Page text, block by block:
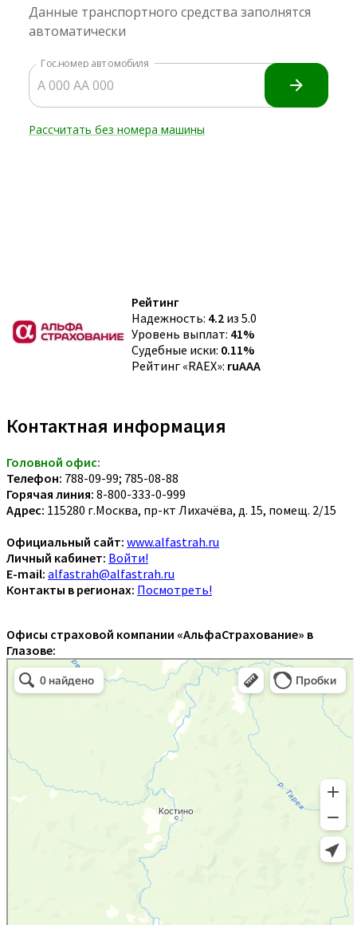
Рейтинг
Надежность: 4.2 из 5.0
Уровень выплат: 41%
Судебные иски: 0.11%
Рейтинг «RAEX»: ruAAA
Контактная информация
Головной офис:
Телефон: 788-09-99; 785-08-88
Горячая линия: 8-800-333-0-999
Адрес: 115280 г.Москва, пр-кт Лихачёва, д. 15, помещ. 2/15
Официальный сайт: www.alfastrah.ru
Личный кабинет: Войти!
E-mail: alfastrah@alfastrah.ru
Контакты в регионах: Посмотреть!
Офисы страховой компании «АльфаСтрахование» в
Глазове: